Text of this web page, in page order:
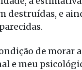
destruídas, e
de morar
e meu